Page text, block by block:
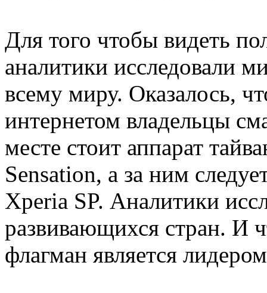
Для того чтобы видеть
аналитики исследовали
всему миру. Оказалось,
интернетом владельцы
месте стоит аппарат
Sensation, а за ним
Xperia SP. Аналитики
развивающихся стран. И
флагман является